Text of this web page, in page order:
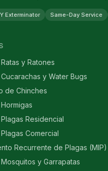
Exterminator Same-Day Service
y Ratones
y Water Bugs
de Chinches
Residencial
Comercial
Recurrente de Plagas (MIP)
y Garrapatas